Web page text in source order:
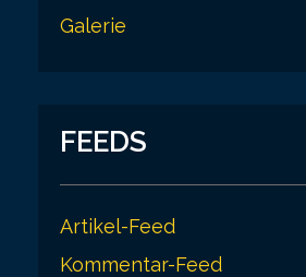
Galerie
FEEDS
Artikel-Feed
Kommentar-Feed